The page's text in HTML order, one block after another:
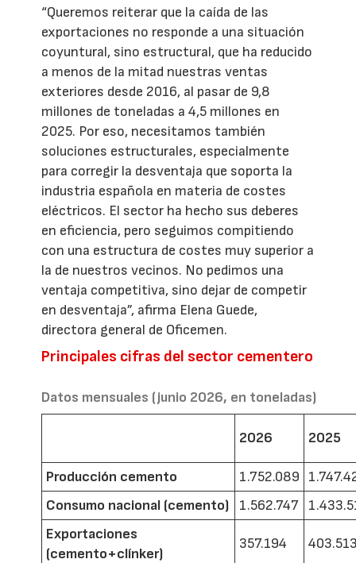
“Queremos reiterar que la caída de las
exportaciones no responde a una situación
coyuntural, sino estructural, que ha reducido
a menos de la mitad nuestras ventas
exteriores desde 2016, al pasar de 9,8
millones de toneladas a 4,5 millones en
2025. Por eso, necesitamos también
soluciones estructurales, especialmente
para corregir la desventaja que soporta la
industria española en materia de costes
eléctricos. El sector ha hecho sus deberes
en eficiencia, pero seguimos compitiendo
con una estructura de costes muy superior a
la de nuestros vecinos. No pedimos una
ventaja competitiva, sino dejar de competir
en desventaja”, afirma Elena Guede,
directora general de Oficemen.
Principales cifras del sector cementero
Datos mensuales (junio 2026, en toneladas)
2026 2025
Producción cemento 1.752.089
Consumo nacional (cemento)
1.562.747
Exportaciones
(cemento+clínker)
357.194